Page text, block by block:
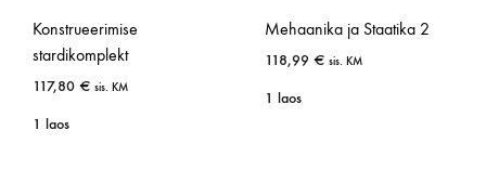
Konstrueerimise
stardikomplekt
117,80 € sis. KM
1 laos
Mehaanika ja Staatika 2
118,99 € sis. KM
1 laos